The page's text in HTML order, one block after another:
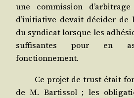
une com­mis­sion
d’initiative devait déci­der de
du syn­di­cat lorsque les
suf­fi­santes pour en
fonctionnement.
Ce pro­jet de trust était
de M. Bar­tis­sol ; les